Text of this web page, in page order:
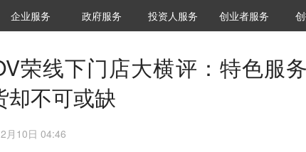
36Kr研究院
企业服务 城市之窗
政府服务 VClub投资机构库
投资机构职位推介
投资人服务 创投氪堂
创业者服务
荣线下门店大横评：特色服
却不可或缺
月10日 04:46